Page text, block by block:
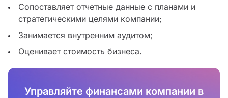
Сопоставляет отчетные данные с планами и
стратегическими целями компании;
Занимается внутренним аудитом;
Оценивает стоимость бизнеса.
Управляйте финансами компании в